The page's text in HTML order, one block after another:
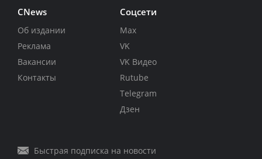
CNews
Об издании
Реклама
Вакансии
Контакты
Соцсети
Max
VK
VK Видео
Rutube
Telegram
Дзен
Быстрая подписка на новости